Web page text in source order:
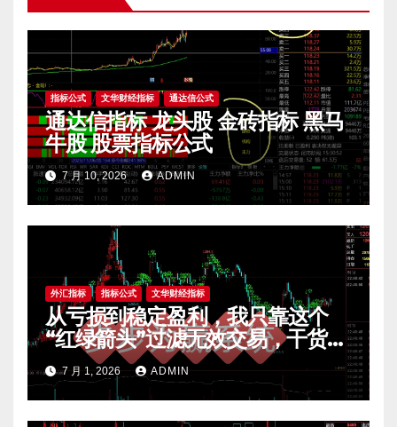
指标公式 文华财经指标 通达信公式
通达信指标 龙头股 金砖指标 黑马
牛股 股票指标公式
7 月 10, 2026 ADMIN
外汇指标 指标公式 文华财经指标
从亏损到稳定盈利，我只靠这个
“红绿箭头”过滤无效交易，干货全
公开 mt4指标
7 月 1, 2026 ADMIN